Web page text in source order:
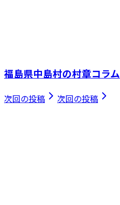
福島県中島村の村章コラム
次回の投稿 次回の投稿